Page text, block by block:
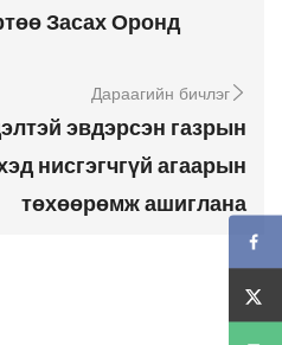
Засах Оронд
Дараагийн бичлэг
эвдэрсэн газрын
нисгэгчгүй агаарын
төхөөрөмж ашиглана